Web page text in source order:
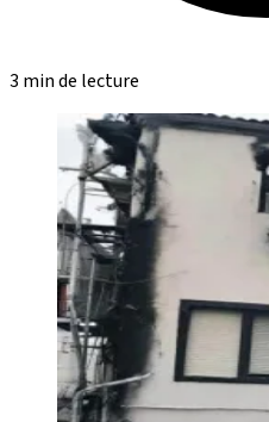
3 min de lecture